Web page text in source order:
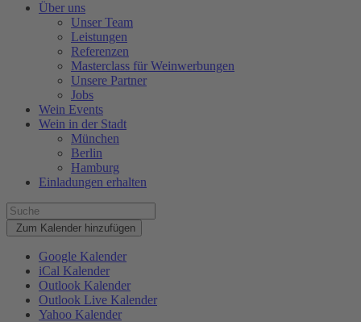
Über uns
Unser Team
Leistungen
Referenzen
Masterclass für Weinwerbungen
Unsere Partner
Jobs
Wein Events
Wein in der Stadt
München
Berlin
Hamburg
Einladungen erhalten
Zum Kalender hinzufügen
Google Kalender
iCal Kalender
Outlook Kalender
Outlook Live Kalender
Yahoo Kalender